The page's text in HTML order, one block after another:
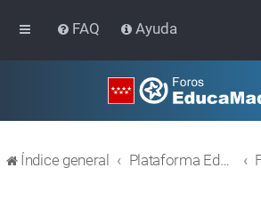
FAQ Ayuda
Índice general Plataforma Educativa EducaMadrid